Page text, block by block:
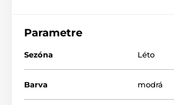
Parametre
Sezóna Léto
Barva modrá